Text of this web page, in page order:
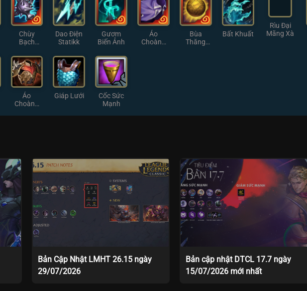
Chùy
Bạch
Dao Điện
Statikk
Gươm
Biến Ảnh
Áo
Choàng
Bùa
Thăng
Bất Khuất
Rìu Đại
Mãng Xà
Áo
Choàng
Giáp Lưới
Cốc Sức
Mạnh
Bản Cập Nhật LMHT 26.15 ngày
29/07/2026
Bản cập nhật DTCL 17.7 ngày
15/07/2026 mới nhất